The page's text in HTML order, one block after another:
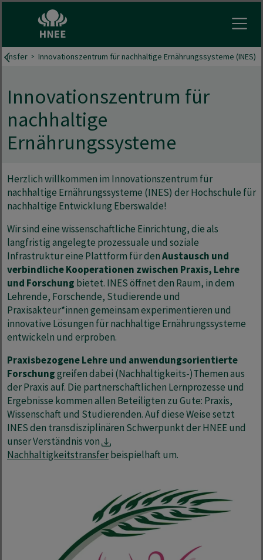
Innovationszentrum für nachhaltige Ernährungssysteme (INES)
Innovationszentrum für
nachhaltige
Ernährungssysteme
Herzlich willkommen im Innovationszentrum für
nachhaltige Ernährungssysteme (INES) der Hochschule für
nachhaltige Entwicklung Eberswalde!
Wir sind eine wissenschaftliche Einrichtung, die als
langfristig angelegte prozessuale und soziale
Infrastruktur eine Plattform für denAustausch und
verbindliche Kooperationen zwischen Praxis, Lehre
und Forschung bietet. INES öffnet den Raum, in dem
Lehrende, Forschende, Studierende und
Praxisakteur*innen gemeinsam experimentieren und
innovative Lösungen für nachhaltige Ernährungssysteme
entwickeln und erproben.
Praxisbezogene Lehre und anwendungsorientierte
Forschunggreifen dabei (Nachhaltigkeits-)Themen aus
der Praxis auf. Die partnerschaftlichen Lernprozesse und
Ergebnisse kommen allen Beteiligten zu Gute: Praxis,
Wissenschaft und Studierenden. Auf diese Weise setzt
INES den transdisziplinären Schwerpunkt der HNEE und
unser Verständnis von
Nachhaltigkeitstransferbeispielhaft um.